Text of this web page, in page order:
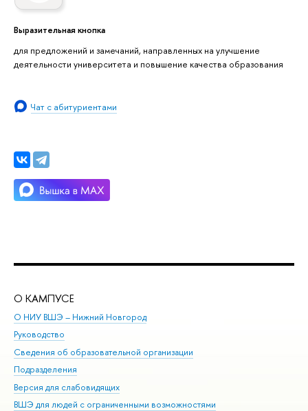
Выразительная кнопка
для предложений и замечаний, направленных на улучшение
деятельности университета и повышение качества образования
Чат с абитуриентами
О КАМПУСЕ
О НИУ ВШЭ – Нижний Новгород
Руководство
Сведения об образовательной организации
Подразделения
Версия для слабовидящих
ВШЭ для людей с ограниченными возможностями